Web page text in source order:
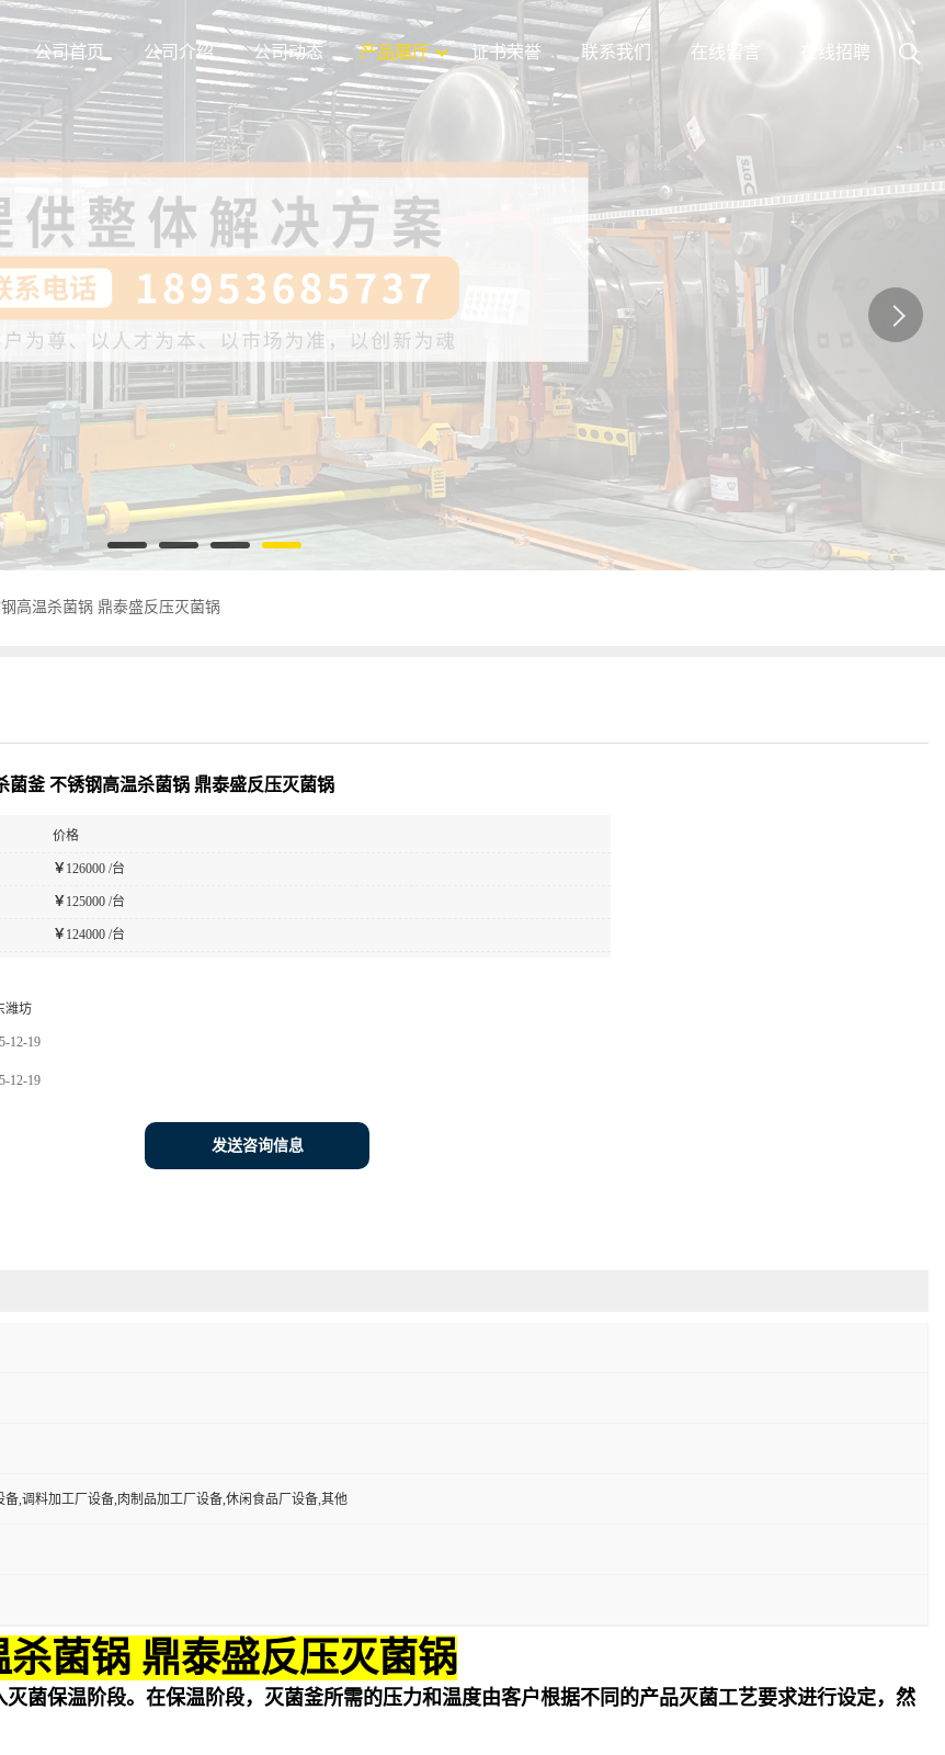
公司首页 公司介绍 公司动态 产品展厅 证书荣誉 联系我们 在线留言 在线招聘
高温杀菌锅 鼎泰盛反压灭菌锅
菌釜 不锈钢高温杀菌锅 鼎泰盛反压灭菌锅
价格
￥ 126000 /台
￥ 125000 /台
￥ 124000 /台
潍坊
12-19
12-19
发送咨询信息
备,调料加工厂设备,肉制品加工厂设备,休闲食品厂设备,其他
菌锅 鼎泰盛反压灭菌锅
菌保温阶段。在保温阶段，灭菌釜所需的压力和温度由客户根据不同的产品灭菌工艺要求进行设定，然